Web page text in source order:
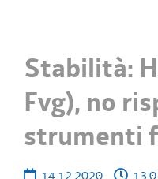
Stabilità:
Fvg), no
strumenti
14.12.2020